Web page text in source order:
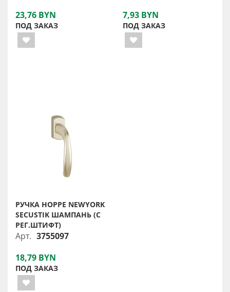
23,76 BYN
ПОД ЗАКАЗ
7,93 BYN
ПОД ЗАКАЗ
РУЧКА HOPPE NEWYORK
SECUSTIK ШАМПАНЬ (С
РЕГ.ШТИФТ)
Арт. 3755097
18,79 BYN
ПОД ЗАКАЗ